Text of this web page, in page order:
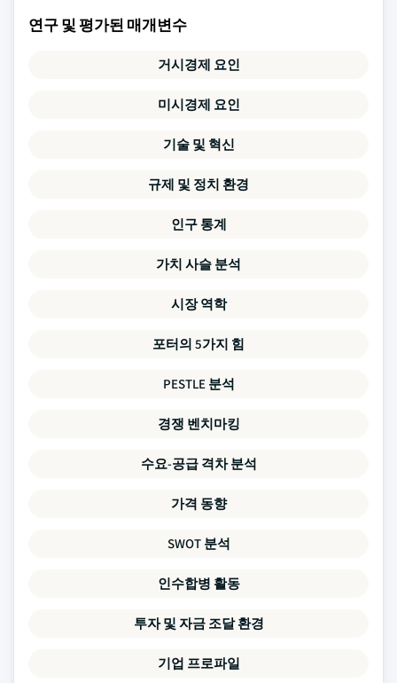
연구 및 평가된 매개변수
거시경제 요인
미시경제 요인
기술 및 혁신
규제 및 정치 환경
인구 통계
가치 사슬 분석
시장 역학
포터의 5가지 힘
PESTLE 분석
경쟁 벤치마킹
수요-공급 격차 분석
가격 동향
SWOT 분석
인수합병 활동
투자 및 자금 조달 환경
기업 프로파일